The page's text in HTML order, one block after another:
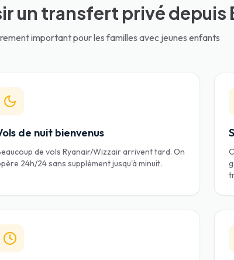
un transfert privé depuis
important pour les familles avec jeunes enfants
de nuit bienvenus
de vols Ryanair/Wizzair arrivent tard. On
24h/24 sans supplément jusqu'à minuit.